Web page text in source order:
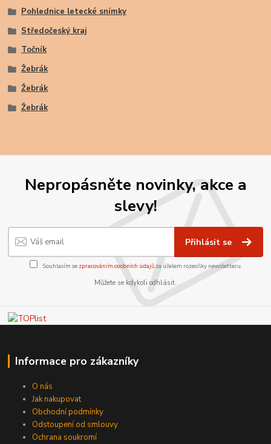
Pohlednice letecké snímky
Středočeský kraj
Točník
Žebrák
Žebrák
Žebrák
Nepropásněte novinky, akce a
slevy!
Přihlásit se
Souhlasím se zpracováním osobních údajůza účelem rozesílky newsletteru.
Můžete se kdykoli odhlásit.
Informace pro zákazníky
O nás
Jak nakupovat
Obchodní podmínky
Odstoupení od smlouvy
Ochrana soukromí